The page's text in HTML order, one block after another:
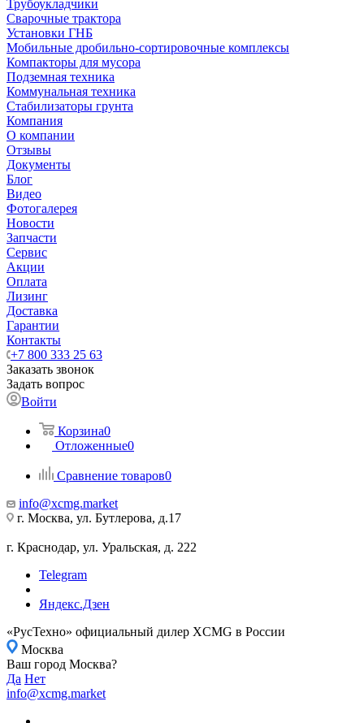
Трубоукладчики
Сварочные трактора
Установки ГНБ
Мобильные дробильно-сортировочные комплексы
Компакторы для мусора
Подземная техника
Коммунальная техника
Стабилизаторы грунта
Компания
О компании
Отзывы
Документы
Блог
Видео
Фотогалерея
Новости
Запчасти
Сервис
Акции
Оплата
Лизинг
Доставка
Гарантии
Контакты
+7 800 333 25 63
Заказать звонок
Задать вопрос
Войти
Корзина0
Отложенные0
Сравнение товаров0
info@xcmg.market
г. Москва, ул. Бутлерова, д.17
г. Краснодар, ул. Уральская, д. 222
Telegram
Яндекс.Дзен
«РусТехно» официальный дилер XCMG в России
Москва
Ваш город Москва?
Да Нет
info@xcmg.market